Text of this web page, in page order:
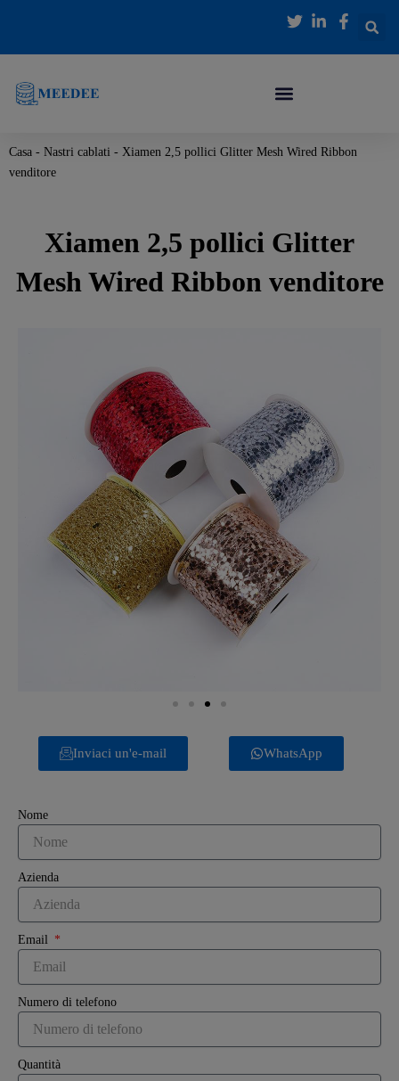
contenuto
Casa - Nastri cablati - Xiamen 2,5 pollici Glitter Mesh Wired Ribbon
venditore
Xiamen 2,5 pollici Glitter
Mesh Wired Ribbon venditore
Inviaci un'e-mail WhatsApp
Nome
Azienda
Email
Numero di telefono
Quantità